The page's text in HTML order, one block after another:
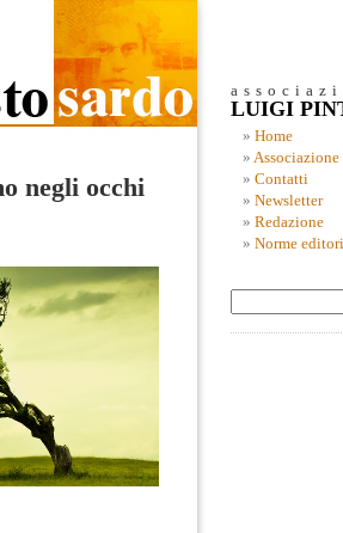
negli occhi
LUIGI
Home
Associazione
Contatti
Newsletter
Redazione
Norme